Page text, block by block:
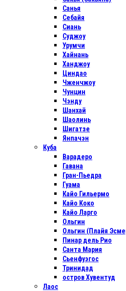
Санья
Себайя
Сиань
Суджоу
Урумчи
Хайнань
Ханджоу
Циндао
Чженчжоу
Чунцин
Чэнду
Шанхай
Шаолинь
Шигатзе
Янпачэн
Куба
Варадеро
Гавана
Гран-Пьедра
Гуама
Кайо Гильермо
Кайо Коко
Кайо Ларго
Ольгин
Ольгин (Плайя
Пинар дель Рио
Санта Мария
Сьенфуэгос
Тринидад
остров Хувентуд
Лаос